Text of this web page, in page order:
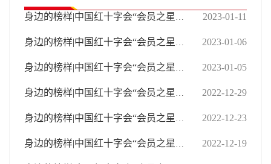
身边的榜样|中国红十字会“会员之星”（丽水） 2023-01-11
身边的榜样|中国红十字会“会员之星”（台州） 2023-01-06
身边的榜样|中国红十字会“会员之星”（衢州、舟山） 2023-01-05
身边的榜样|中国红十字会“会员之星”（金华） 2022-12-29
身边的榜样|中国红十字会“会员之星”（绍兴） 2022-12-23
身边的榜样|中国红十字会“会员之星”（嘉兴） 2022-12-19